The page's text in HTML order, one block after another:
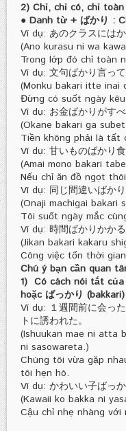
2) Chỉ, chỉ có, chỉ
● Danh từ + ばかり :
Ví dụ: あのクラスには
(Ano kurasu ni wa
Trong lớp đó chỉ toàn
Ví dụ: 文句ばかり言っ
(Monku bakari itte inai
Đừng có suốt ngày
Ví dụ: お金ばかりがすべ
(Okane bakari ga
Tiền không phải là tất
Ví dụ: 甘いものばかり食
(Amai mono bakari
Nếu chỉ ăn đồ ngọt
Ví dụ: 同じ間違いばかり
(Onaji machigai bakari
Tôi suốt ngày mắc
Ví dụ: 時間ばかりかか
(Jikan bakari kakaru
Công việc tốn thời
Chú ý bạn cần quan
1) Có cách nói tắt
hoặc ばっかり (bakkari)
Ví dụ: １週間前に会っ
トに誘われた。
(Ishuukan mae ni atta
ni sasowareta.)
Chúng tôi vừa gặp
tôi hẹn hò.
Ví dụ: かわいい子ばっか
(Kawaii ko bakka ni
Cậu chỉ nhẹ nhàng